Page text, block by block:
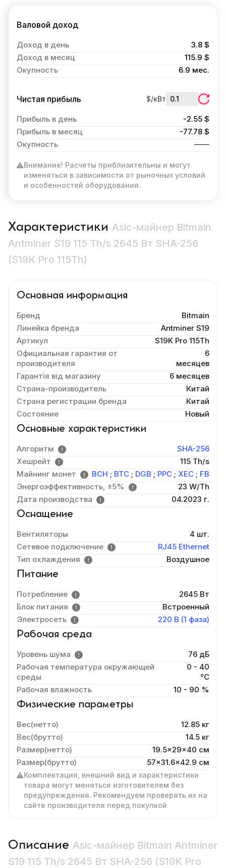
Валовой доход
Доход в день
3.8 $
Доход в месяц
115.9 $
Окупность
6.9 мес.
Чистая прибыль $/кВт
Прибыль в день
-2.55 $
Прибыль в месяц
-77.78 $
Окупность
Внимание! Расчеты приблизительны и могут
изменяться в зависимости от рыночных условий
и особенностей оборудования.
Характеристики Asic-майнер Bitmain
Antminer S19 115 Th/s 2645 Вт SHA-256
(S19K Pro 115Th)
Основная информация
Бренд
Bitmain
Линейка бренда
Antminer S19
Артикул
S19K Pro 115Th
Официальная гарантия от
производителя
6
месяцев
Гарантія від магазину
6 месяцев
Страна-производитель
Китай
Страна регистрации бренда
Китай
Состояние
Новый
Основные характеристики
Алгоритм
SHA-256
Хешрейт
115 Th/s
Майнинг монет
BCH ; BTC ; DGB ; PPC ; XEC ; FB
Энергоэффективность, ±5%
23 W/Th
Дата производства
04.2023 г.
Оснащение
Вентиляторы
4 шт.
Сетевое подключение
RJ45 Ethernet
Тип охлаждения
Воздушное
Питание
Потребление
2645 Вт
Блок питания
Встроенный
Электросеть
220 В (1 фаза)
Рабочая среда
Уровень шума
76 дБ
Рабочая температура окружающей
среды
0 - 40
°C
Рабочая влажность
10 - 90 %
Физические параметры
Вес(нетто)
12.85 кг
Вес(брутто)
14.5 кг
Размер(нетто)
19.5x29x40 cм
Размер(брутто)
57x31.6x42.9 см
Комплектация, внешний вид и характеристики
товара могут меняться изготовителем без
предупреждения. Рекомендуем проверять их на
сайте производителя перед покупкой
Описание Asic-майнер Bitmain Antminer
S19 115 Th/s 2645 Вт SHA-256 (S19K Pro